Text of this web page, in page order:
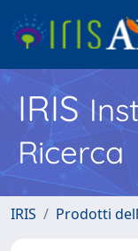
IRIS
Ricerca
IRIS Prodotti